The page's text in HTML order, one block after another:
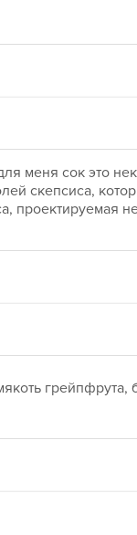
меня сок это
скепсиса,
проектируемая
грейпфрута,